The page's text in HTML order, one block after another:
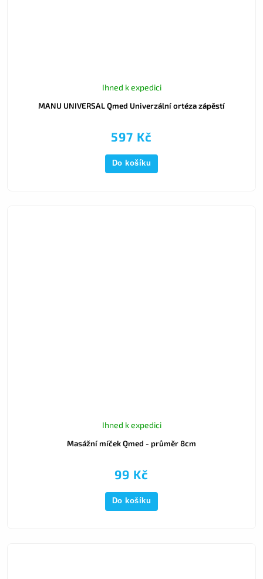
MANU UNIVERSAL Qmed Univerzální ortéza zápěstí
Ihned k expedici
597 Kč
Do košíku
Masážní míček Qmed - průměr 8cm
Ihned k expedici
99 Kč
Do košíku